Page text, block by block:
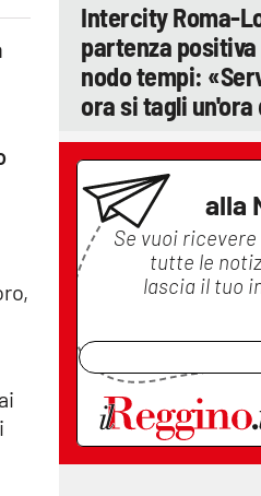
Intercity Roma-
partenza positiva
nodo tempi:
ora si tagli un'ora
alla
Se vuoi
tutte le
lascia il tuo